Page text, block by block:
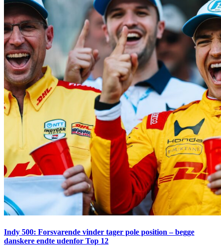
Indy 500: Forsvarende vinder tager pole position – begge
danskere endte udenfor Top 12